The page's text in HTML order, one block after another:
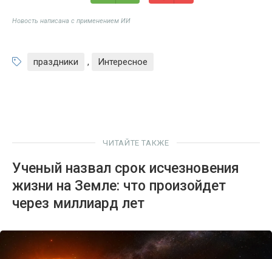
Новость написана с применением ИИ
праздники , Интересное
ЧИТАЙТЕ ТАКЖЕ
Ученый назвал срок исчезновения
жизни на Земле: что произойдет
через миллиард лет